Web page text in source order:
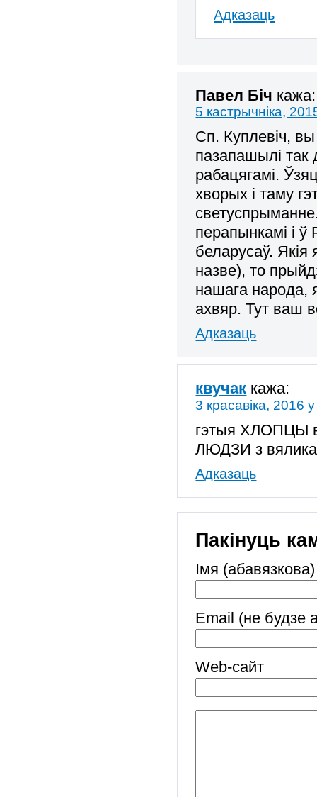
Адказаць
Павел Біч кажа:
5 кастрычніка,
Сп. Куплевіч,
пазапашылі так
рабацягамі.
хворых і таму
перапынкамі і ў
беларусаў.
назве), то
нашага народа,
ахвяр. Тут ваш
Адказаць
квучак кажа:
3 красавіка, 2016
гэтыя ХЛОПЦЫ
ЛЮДЗИ з
Адказаць
Пакінуць
Імя (абавязкова)
Email (не будзе
Web-cайт